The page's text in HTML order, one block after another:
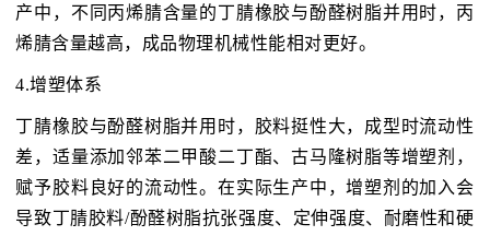
产中，不同丙烯腈含量的丁腈橡胶与酚醛树脂并用时，丙
烯腈含量越高，成品物理机械性能相对更好。
4.增塑体系
丁腈橡胶与酚醛树脂并用时，胶料挺性大，成型时流动性
差，适量添加邻苯二甲酸二丁酯、古马隆树脂等增塑剂，
赋予胶料良好的流动性。在实际生产中，增塑剂的加入会
导致丁腈胶料/酚醛树脂抗张强度、定伸强度、耐磨性和硬